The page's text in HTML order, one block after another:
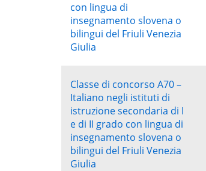
con lingua di
insegnamento slovena o
bilingui del Friuli Venezia
Giulia
Classe di concorso A70 –
Italiano negli istituti di
istruzione secondaria di I
e di II grado con lingua di
insegnamento slovena o
bilingui del Friuli Venezia
Giulia